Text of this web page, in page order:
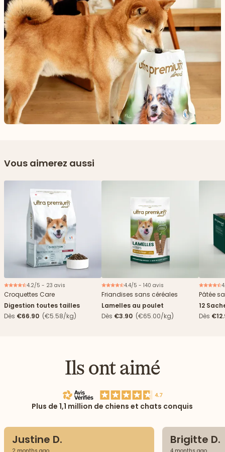
Vous aimerez aussi
4.2/5 - 23 avis
Croquettes Care
Digestion toutes tailles
Dès €66.90 (€5.58/kg)
4.4/5 - 140 avis
Friandises sans céréales
Lamelles au poulet
Dès €3.90 (€65.00/kg)
Pâtée
12
Dès
Ils ont aimé
Plus de 1,1 million de chiens et chats conquis
Justine D. Brigitte D.